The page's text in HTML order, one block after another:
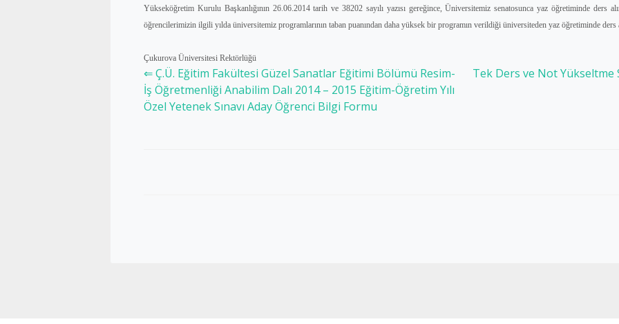
Yükseköğretim Kurulu Başkanlığının 26.06.2014 tarih ve 38202 sayılı yazısı gereğince, Üniversitemiz senatosunca yaz öğretiminde ders
öğrencilerimizin ilgili yılda üniversitemiz programlarının taban puanından daha yüksek bir programın verildiği üniversiteden yaz öğretiminde ders
Çukurova Üniversitesi Rektörlüğü
⇐ Ç.Ü. Eğitim Fakültesi Güzel Sanatlar Eğitimi Bölümü Resim-
İş Öğretmenliği Anabilim Dalı 2014 – 2015 Eğitim-Öğretim Yılı
Özel Yetenek Sınavı Aday Öğrenci Bilgi Formu
Tek Ders ve Not Yükseltme